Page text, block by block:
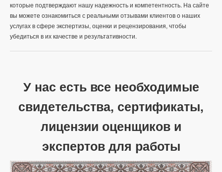
которые подтверждают нашу надежность и компетентность. На сайте
вы можете ознакомиться с реальными отзывами клиентов о наших
услугах в сфере экспертизы, оценки и рецензирования, чтобы
убедиться в их качестве и результативности.
У нас есть все необходимые
свидетельства, сертификаты,
лицензии оценщиков и
экспертов для работы